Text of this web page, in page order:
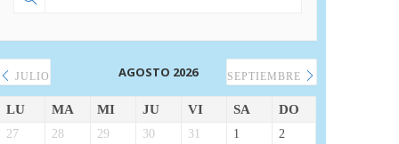
JULIO AGOSTO 2026 SEPTIEMBRE
LU MA MI JU VI SA DO
27 28 29 30 31 1 2